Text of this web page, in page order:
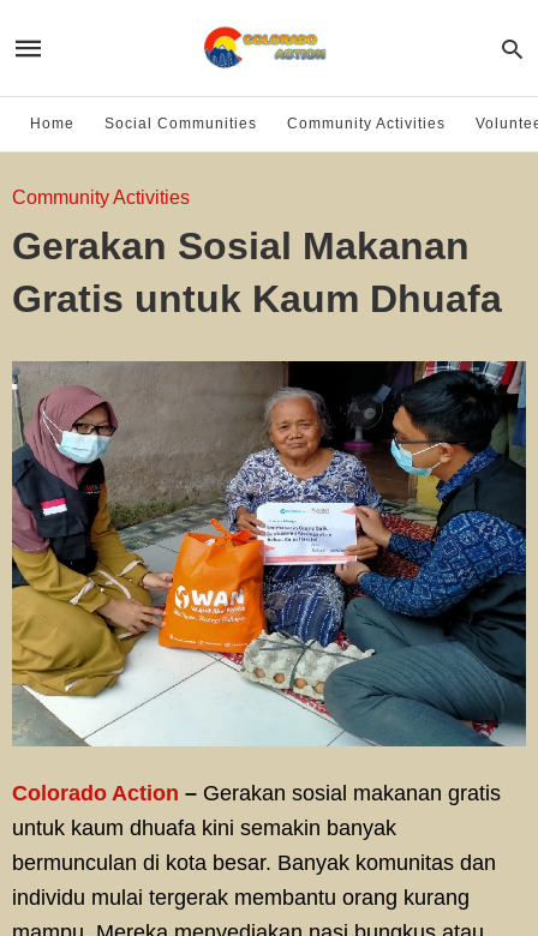
Home Social Communities Community Activities
Community Activities
Gerakan Sosial Makanan
Gratis untuk Kaum Dhuafa
Colorado Action – Gerakan sosial makanan gratis
untuk kaum dhuafa kini semakin banyak
bermunculan di kota besar. Banyak komunitas dan
individu mulai tergerak membantu orang kurang